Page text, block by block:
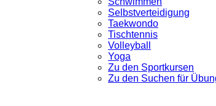
Selbstverteidigung
Taekwondo
Tischtennis
Volleyball
Yoga
Zu den Sportkursen
Zu den Suchen für